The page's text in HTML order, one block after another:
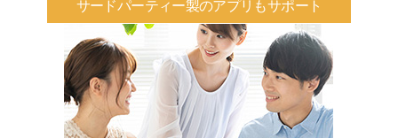
サードパーティー製のアプリもサポート